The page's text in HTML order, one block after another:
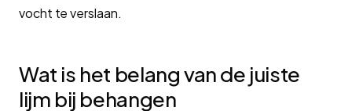
vocht te verslaan.
Wat is het belang van de juiste
lijm bij behangen